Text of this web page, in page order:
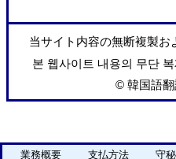
当サイト内容の無断複製お
본 웹사이트 내용의 무단
© 韓国語
業務概要 支払方法 守